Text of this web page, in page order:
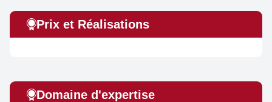
Prix et Réalisations
Domaine d'expertise